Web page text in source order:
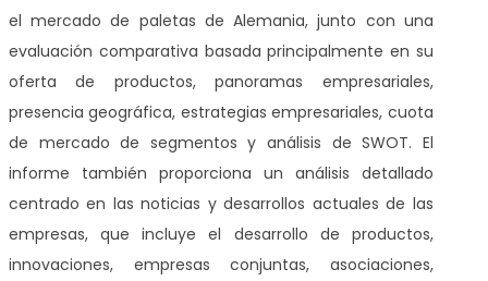
el mercado de paletas de Alemania, junto con una
evaluación comparativa basada principalmente en su
oferta de productos, panoramas empresariales,
presencia geográfica, estrategias empresariales, cuota
de mercado de segmentos y análisis de SWOT. El
informe también proporciona un análisis detallado
centrado en las noticias y desarrollos actuales de las
empresas, que incluye el desarrollo de productos,
innovaciones, empresas conjuntas, asociaciones,